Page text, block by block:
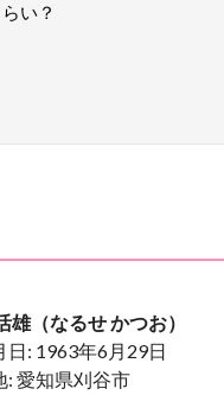
い？
雄（なるせ かつお）
日: 1963年6月29日
: 愛知県刈谷市